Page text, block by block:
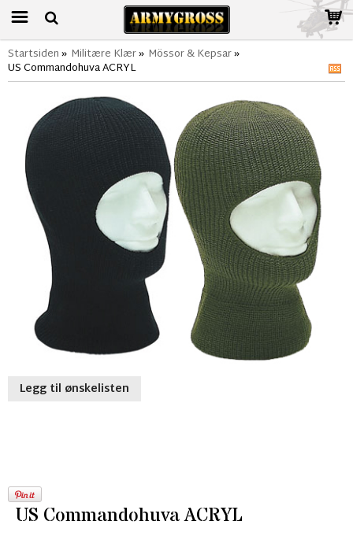
Startsiden» Militære Klær» Mössor & Kepsar»
US Commandohuva ACRYL
Legg til ønskelisten
US Commandohuva ACRYL